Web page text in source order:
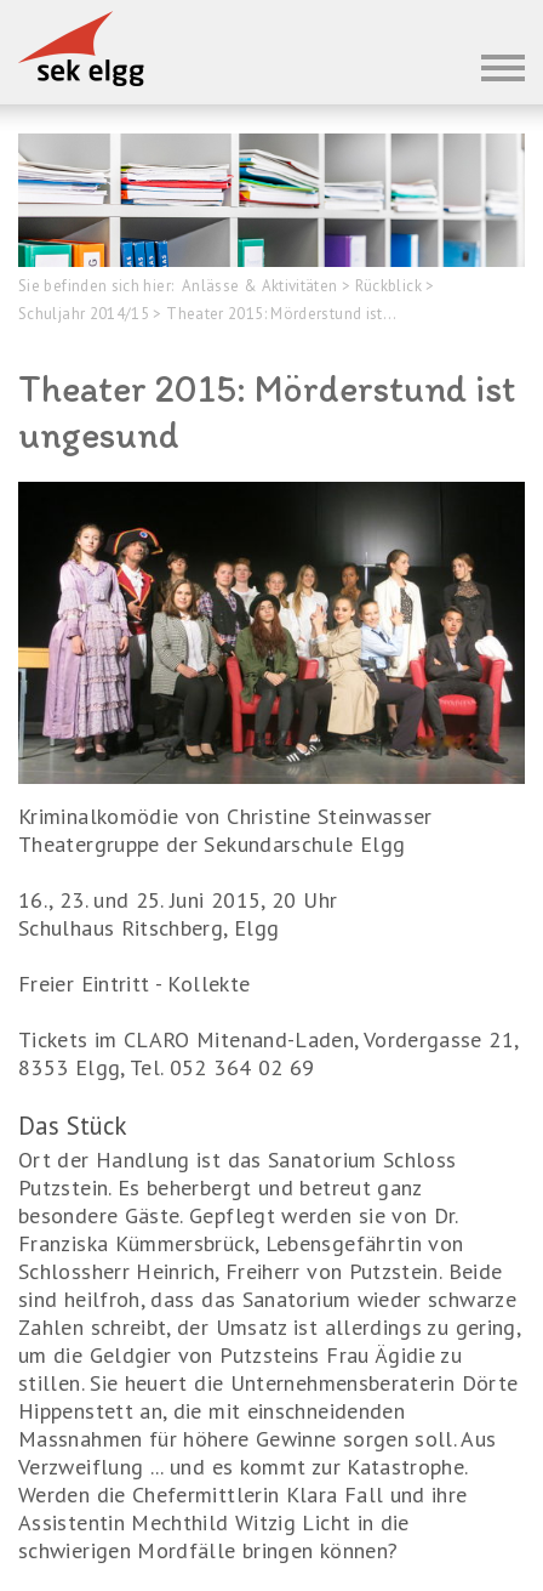
Sie befinden sich hier: Anlässe & Aktivitäten > Rückblick >
Schuljahr 2014/15 > Theater 2015: Mörderstund ist...
Theater 2015: Mörderstund ist
ungesund
Kriminalkomödie von Christine Steinwasser
Theatergruppe der Sekundarschule Elgg
16., 23. und 25. Juni 2015, 20 Uhr
Schulhaus Ritschberg, Elgg
Freier Eintritt - Kollekte
Tickets im CLARO Mitenand-Laden, Vordergasse 21,
8353 Elgg, Tel. 052 364 02 69
Das Stück
Ort der Handlung ist das Sanatorium Schloss
Putzstein. Es beherbergt und betreut ganz
besondere Gäste. Gepflegt werden sie von Dr.
Franziska Kümmersbrück, Lebensgefährtin von
Schlossherr Heinrich, Freiherr von Putzstein. Beide
sind heilfroh, dass das Sanatorium wieder schwarze
Zahlen schreibt, der Umsatz ist allerdings zu gering,
um die Geldgier von Putzsteins Frau Ägidie zu
stillen. Sie heuert die Unternehmensberaterin Dörte
Hippenstett an, die mit einschneidenden
Massnahmen für höhere Gewinne sorgen soll. Aus
Verzweiflung ... und es kommt zur Katastrophe.
Werden die Chefermittlerin Klara Fall und ihre
Assistentin Mechthild Witzig Licht in die
schwierigen Mordfälle bringen können?